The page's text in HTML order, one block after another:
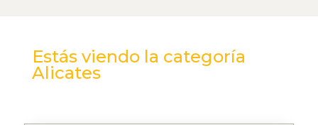
Estás viendo la categoría
Alicates